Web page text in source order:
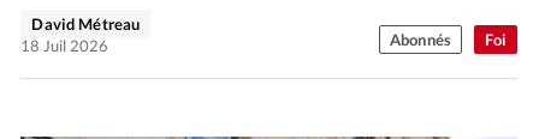
Foi
David Métreau
18 Juil 2026
Abonnés